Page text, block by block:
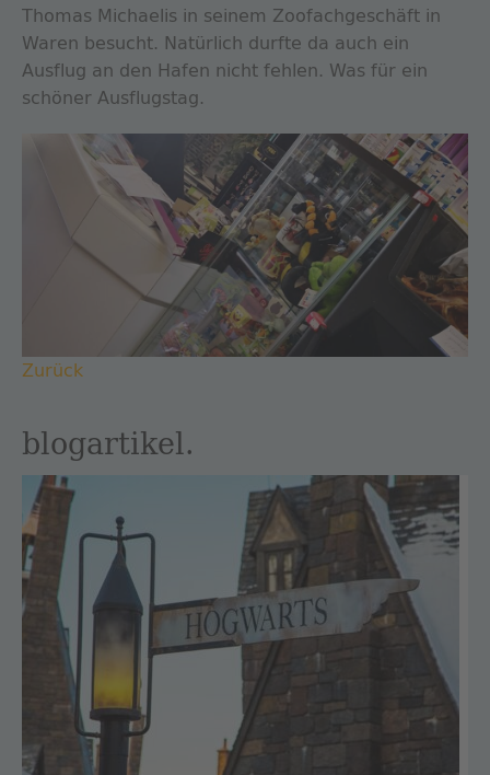
Thomas Michaelis in seinem Zoofachgeschäft in
Waren besucht. Natürlich durfte da auch ein
Ausflug an den Hafen nicht fehlen. Was für ein
schöner Ausflugstag.
Zurück
blogartikel.